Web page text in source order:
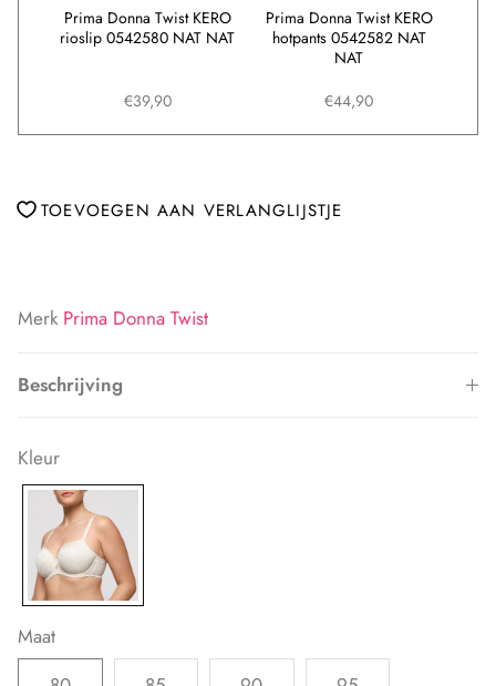
Prima Donna Twist KERO
hotpants 0542582 NAT
NAT
€44,90
Prima Donna Twist KERO
rioslip 0542580 NAT NAT
€39,90
TOEVOEGEN AAN VERLANGLIJSTJE
Merk Prima Donna Twist
Beschrijving
Kleur
Maat